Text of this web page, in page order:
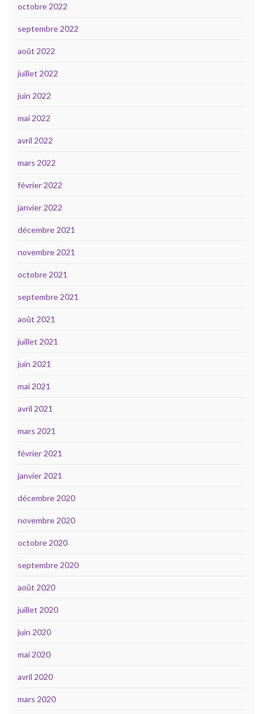
octobre 2022
septembre 2022
août 2022
juillet 2022
juin 2022
mai 2022
avril 2022
mars 2022
février 2022
janvier 2022
décembre 2021
novembre 2021
octobre 2021
septembre 2021
août 2021
juillet 2021
juin 2021
mai 2021
avril 2021
mars 2021
février 2021
janvier 2021
décembre 2020
novembre 2020
octobre 2020
septembre 2020
août 2020
juillet 2020
juin 2020
mai 2020
avril 2020
mars 2020